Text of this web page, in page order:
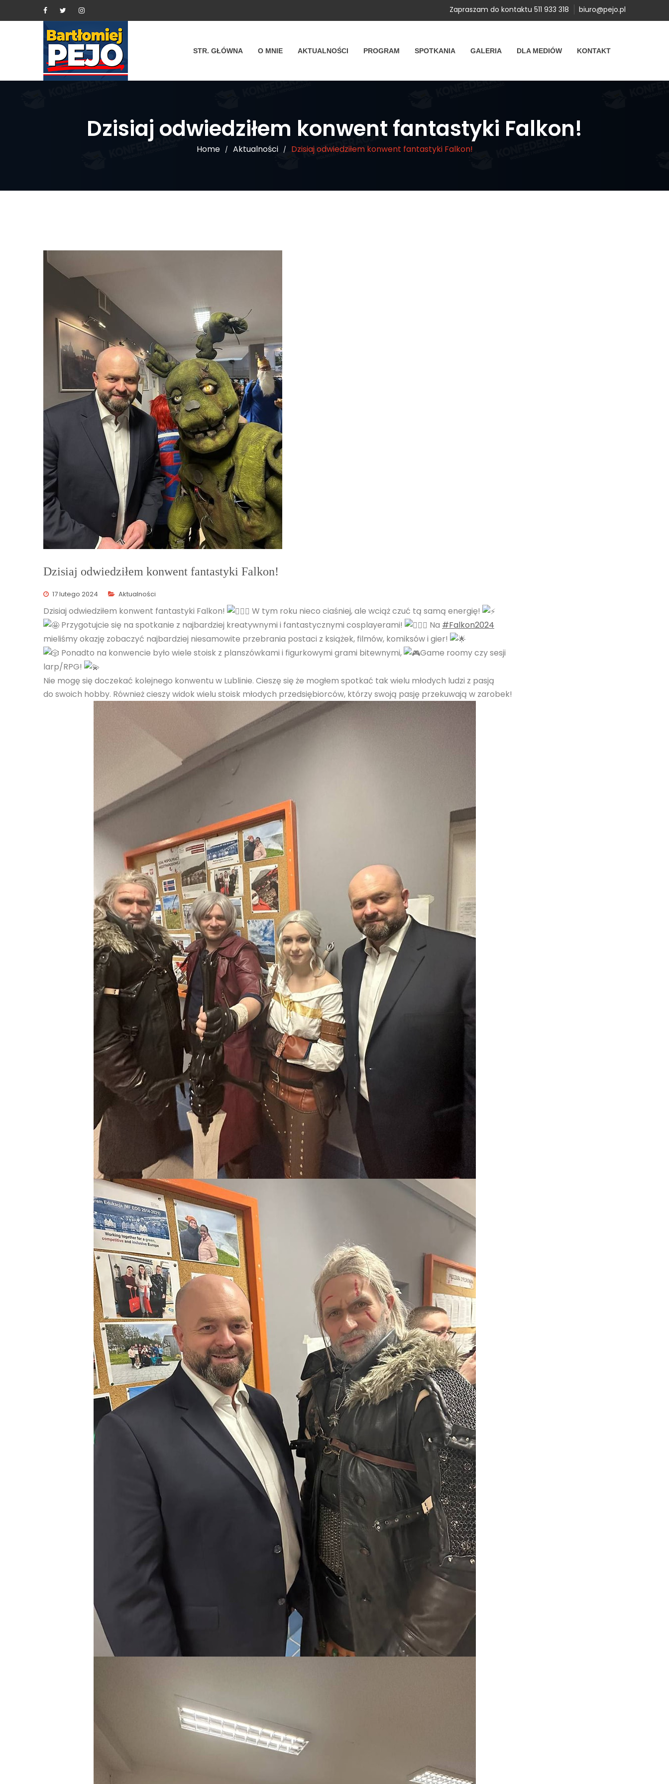
Zapraszam do kontaktu 511 933 318 biuro@pejo.pl
STR. GŁÓWNA O MNIE AKTUALNOŚCI PROGRAM SPOTKANIA GALERIA DLA MEDIÓW KONTAKT
Dzisiaj odwiedziłem konwent fantastyki Falkon!
Home / Aktualności / Dzisiaj odwiedziłem konwent fantastyki Falkon!
Dzisiaj odwiedziłem konwent fantastyki Falkon!
17 lutego 2024 Aktualności
Dzisiaj odwiedziłem konwent fantastyki Falkon!
W tym roku nieco ciaśniej, ale wciąż czuć tą samą energię!
Przygotujcie się na spotkanie z najbardziej kreatywnymi i fantastycznymi cosplayerami!
Na #Falkon2024
mieliśmy okazję zobaczyć najbardziej niesamowite przebrania postaci z książek, filmów, komiksów i gier!
Ponadto na konwencie było wiele stoisk z planszówkami i figurkowymi grami bitewnymi,
Game roomy czy sesji
larp/RPG!
Nie mogę się doczekać kolejnego konwentu w Lublinie. Cieszę się że mogłem spotkać tak wielu młodych ludzi z pasją
do swoich hobby. Również cieszy widok wielu stoisk młodych przedsiębiorców, którzy swoją pasję przekuwają w zarobek!